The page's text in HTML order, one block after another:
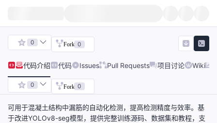
0 Fork 0
代码介绍 代码 Issues Pull Requests 项目讨论 Wiki
0 Fork 0
可用于混凝土结构中漏筋的自动化检测，提高检测精度与效率。基
于改进YOLOv8-seg模型，提供完整训练源码、数据集和教程，支